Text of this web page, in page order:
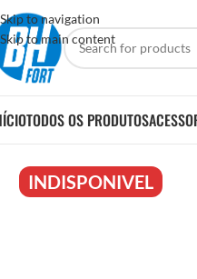
Skip to navigation
Skip to main content
TODOS OS PRODUTOS
INDISPONIVEL